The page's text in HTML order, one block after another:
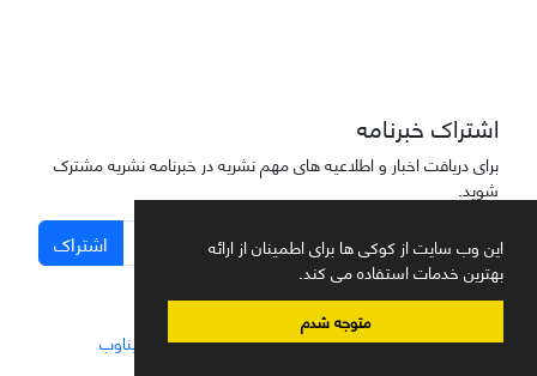
این وب سایت از کوکی ها برای اطمینان از ارائه
بهترین خدمات استفاده می کند.
متوجه شدم
اشتراک خبرنامه
برای دریافت اخبار و اطلاعیه های مهم نشریه در خبرنامه نشریه مشترک
شوید.
اشتراک
سامانه مدیریت نشریات علمی.طراحی و پیاده سازی از سیناوب